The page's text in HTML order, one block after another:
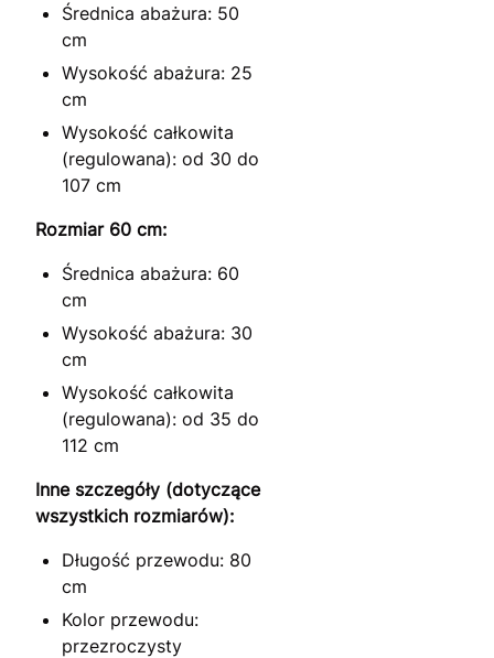
Średnica abażura: 50
cm
Wysokość abażura: 25
cm
Wysokość całkowita
(regulowana): od 30 do
107 cm
Rozmiar 60 cm:
Średnica abażura: 60
cm
Wysokość abażura: 30
cm
Wysokość całkowita
(regulowana): od 35 do
112 cm
Inne szczegóły (dotyczące
wszystkich rozmiarów):
Długość przewodu: 80
cm
Kolor przewodu:
przezroczysty